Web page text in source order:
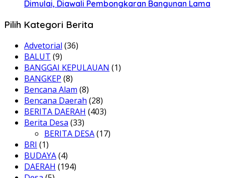
Dimulai, Diawali Pembongkaran Bangunan Lama
Pilih Kategori Berita
Advetorial (36)
BALUT (9)
BANGGAI KEPULAUAN (1)
BANGKEP (8)
Bencana Alam (8)
Bencana Daerah (28)
BERITA DAERAH (403)
Berita Desa (33)
BERITA DESA(17)
BRI (1)
BUDAYA(4)
DAERAH (194)